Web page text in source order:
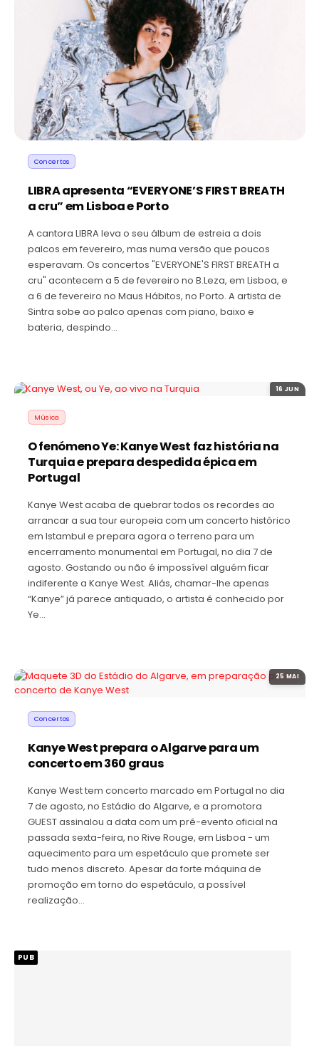
Concertos
LIBRA apresenta “EVERYONE’S FIRST BREATH
a cru” em Lisboa e Porto
A cantora LIBRA leva o seu álbum de estreia a dois
palcos em fevereiro, mas numa versão que poucos
esperavam. Os concertos "EVERYONE'S FIRST BREATH a
cru" acontecem a 5 de fevereiro no B.Leza, em Lisboa, e
a 6 de fevereiro no Maus Hábitos, no Porto. A artista de
Sintra sobe ao palco apenas com piano, baixo e
bateria, despindo…
16 JUN
Música
O fenómeno Ye: Kanye West faz história na
Turquia e prepara despedida épica em
Portugal
Kanye West acaba de quebrar todos os recordes ao
arrancar a sua tour europeia com um concerto histórico
em Istambul e prepara agora o terreno para um
encerramento monumental em Portugal, no dia 7 de
agosto. Gostando ou não é impossível alguém ficar
indiferente a Kanye West. Aliás, chamar-lhe apenas
“Kanye” já parece antiquado, o artista é conhecido por
Ye…
25 MAI
Concertos
Kanye West prepara o Algarve para um
concerto em 360 graus
Kanye West tem concerto marcado em Portugal no dia
7 de agosto, no Estádio do Algarve, e a promotora
GUEST assinalou a data com um pré-evento oficial na
passada sexta-feira, no Rive Rouge, em Lisboa - um
aquecimento para um espetáculo que promete ser
tudo menos discreto. Apesar da forte máquina de
promoção em torno do espetáculo, a possível
realização…
PUB